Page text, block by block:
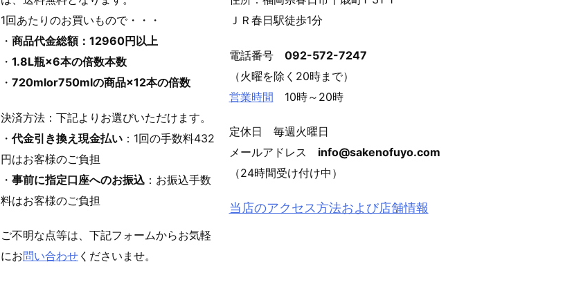
1回あたりのお買いもので・・・
・ 商品代金総額：12960円以上
・ 1.8L瓶×6本の倍数本数
・ 720mlor750mlの商品×12本の倍数
決済方法：下記よりお選びいただけます。
・ 代金引き換え現金払い ：1回の手数料432
円はお客様のご負担
・ 事前に指定口座へのお振込 ：お振込手数
料はお客様のご負担
ご不明な点等は、下記フォームからお気軽
にお問い合わせ くださいませ。
ＪＲ春日駅徒歩1分
電話番号 092-572-7247
（火曜を除く20時まで）
営業時間 10時～20時
定休日 毎週火曜日
メールアドレス info@sakenofuyo.com
（24時間受け付け中）
当店のアクセス方法および店舗情報